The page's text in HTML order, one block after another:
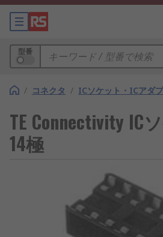
型番
/ コネクタ / ICソケット・ICアダ
TE Connectivity IC
14極